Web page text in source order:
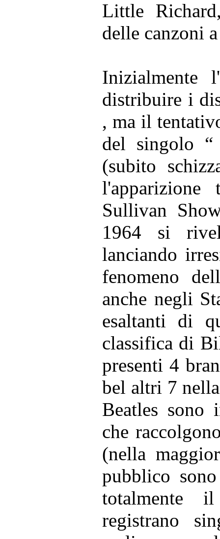
Little
delle canzoni
Inizialmente
distribuire i
, ma il
del singolo
(subito
l'apparizione
Sullivan
1964 si
lanciando
fenomeno
anche negli
esaltanti di
classifica di
presenti 4
bel altri 7
Beatles sono
che
(nella
pubblico
totalmente
registrano